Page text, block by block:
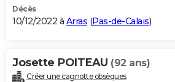
Décès
10/12/2022 à Arras (Pas-de-Calais)
Josette POITEAU (92 ans)
Créer une cagnotte obsèques